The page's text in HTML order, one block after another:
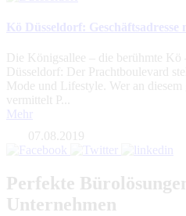
Kö Düsseldorf:
Die Königsallee – die berühmte Kö
Düsseldorf: Der Prachtboulevard
Mode und Lifestyle. Wer an diesem
vermittelt P...
Mehr
07.08.2019
Perfekte
Unternehmen